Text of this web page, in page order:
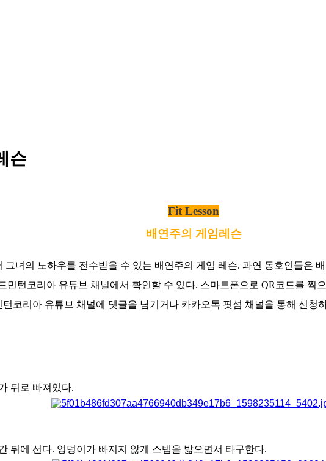
슨
Fit Lesson
배연주의 게임레슨
녀의 노하우를 전수받을 수 있는 배연주의 게임 레슨. 과연 동호인들은
민턴코리아 유튜브 채널에서 확인할 수 있다. 스마트폰으로 QR코드를 찍
코리아 유튜브 채널에 댓글을 남기거나 카카오톡 핏섬 채널을 통해 신청
뒤로 빠져있다.
뒤에 선다. 엉덩이가 빠지지 않게 스텝을 밟으면서 타구한다.